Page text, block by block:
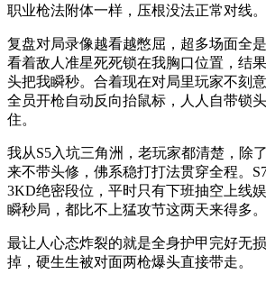
职业枪法附体一样，压根没法正常对线。
复盘对局录像越看越憋屈，超多场面全
看着敌人准星死死锁在我胸口位置，结
头把我瞬秒。合着现在对局里玩家不刻
全员开枪自动反向抬鼠标，人人自带锁
住。
我从S5入坑三角洲，老玩家都清楚，除
来不带头修，佛系稳打打法贯穿全程。
3KD绝密段位，平时只有下班抽空上线
瞬秒局，都比不上猛攻节这两天来得多。
最让人心态炸裂的就是全身护甲完好无
掉，硬生生被对面两枪爆头直接带走。